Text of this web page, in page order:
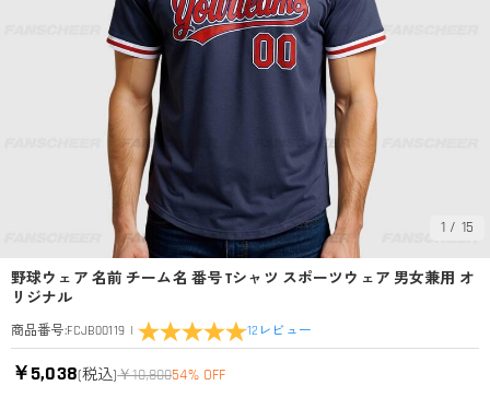
1 / 15
野球ウェア 名前 チーム名 番号 Tシャツ スポーツウェア 男女兼用 オ
リジナル
商品番号:FCJB00119 | 12 レビュー
￥5,038(税込)￥10,80054% OFF